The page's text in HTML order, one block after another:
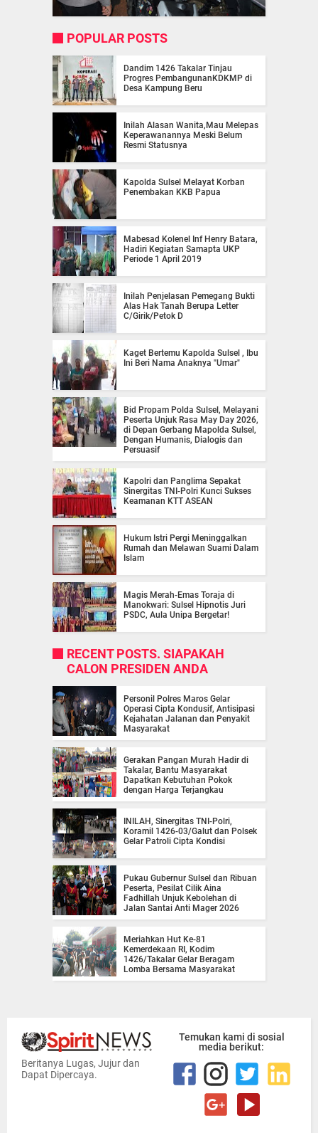
POPULAR POSTS
Dandim 1426 Takalar Tinjau
Progres PembangunanKDKMP di
Desa Kampung Beru
Inilah Alasan Wanita,Mau Melepas
Keperawanannya Meski Belum
Resmi Statusnya
Kapolda Sulsel Melayat Korban
Penembakan KKB Papua
Mabesad Kolenel Inf Henry Batara,
Hadiri Kegiatan Samapta UKP
Periode 1 April 2019
Inilah Penjelasan Pemegang Bukti
Alas Hak Tanah Berupa Letter
C/Girik/Petok D
Kaget Bertemu Kapolda Sulsel , Ibu
Ini Beri Nama Anaknya "Umar"
Bid Propam Polda Sulsel, Melayani
Peserta Unjuk Rasa May Day 2026,
di Depan Gerbang Mapolda Sulsel,
Dengan Humanis, Dialogis dan
Persuasif
Kapolri dan Panglima Sepakat
Sinergitas TNI-Polri Kunci Sukses
Keamanan KTT ASEAN
Hukum Istri Pergi Meninggalkan
Rumah dan Melawan Suami Dalam
Islam
Magis Merah-Emas Toraja di
Manokwari: Sulsel Hipnotis Juri
PSDC, Aula Unipa Bergetar!
RECENT POSTS. SIAPAKAH
CALON PRESIDEN ANDA
Personil Polres Maros Gelar
Operasi Cipta Kondusif, Antisipasi
Kejahatan Jalanan dan Penyakit
Masyarakat
Gerakan Pangan Murah Hadir di
Takalar, Bantu Masyarakat
Dapatkan Kebutuhan Pokok
dengan Harga Terjangkau
INILAH, Sinergitas TNI-Polri,
Koramil 1426-03/Galut dan Polsek
Gelar Patroli Cipta Kondisi
Pukau Gubernur Sulsel dan Ribuan
Peserta, Pesilat Cilik Aina
Fadhillah Unjuk Kebolehan di
Jalan Santai Anti Mager 2026
Meriahkan Hut Ke-81
Kemerdekaan RI, Kodim
1426/Takalar Gelar Beragam
Lomba Bersama Masyarakat
Beritanya Lugas, Jujur dan
Dapat Dipercaya.
Temukan kami di sosial
media berikut: